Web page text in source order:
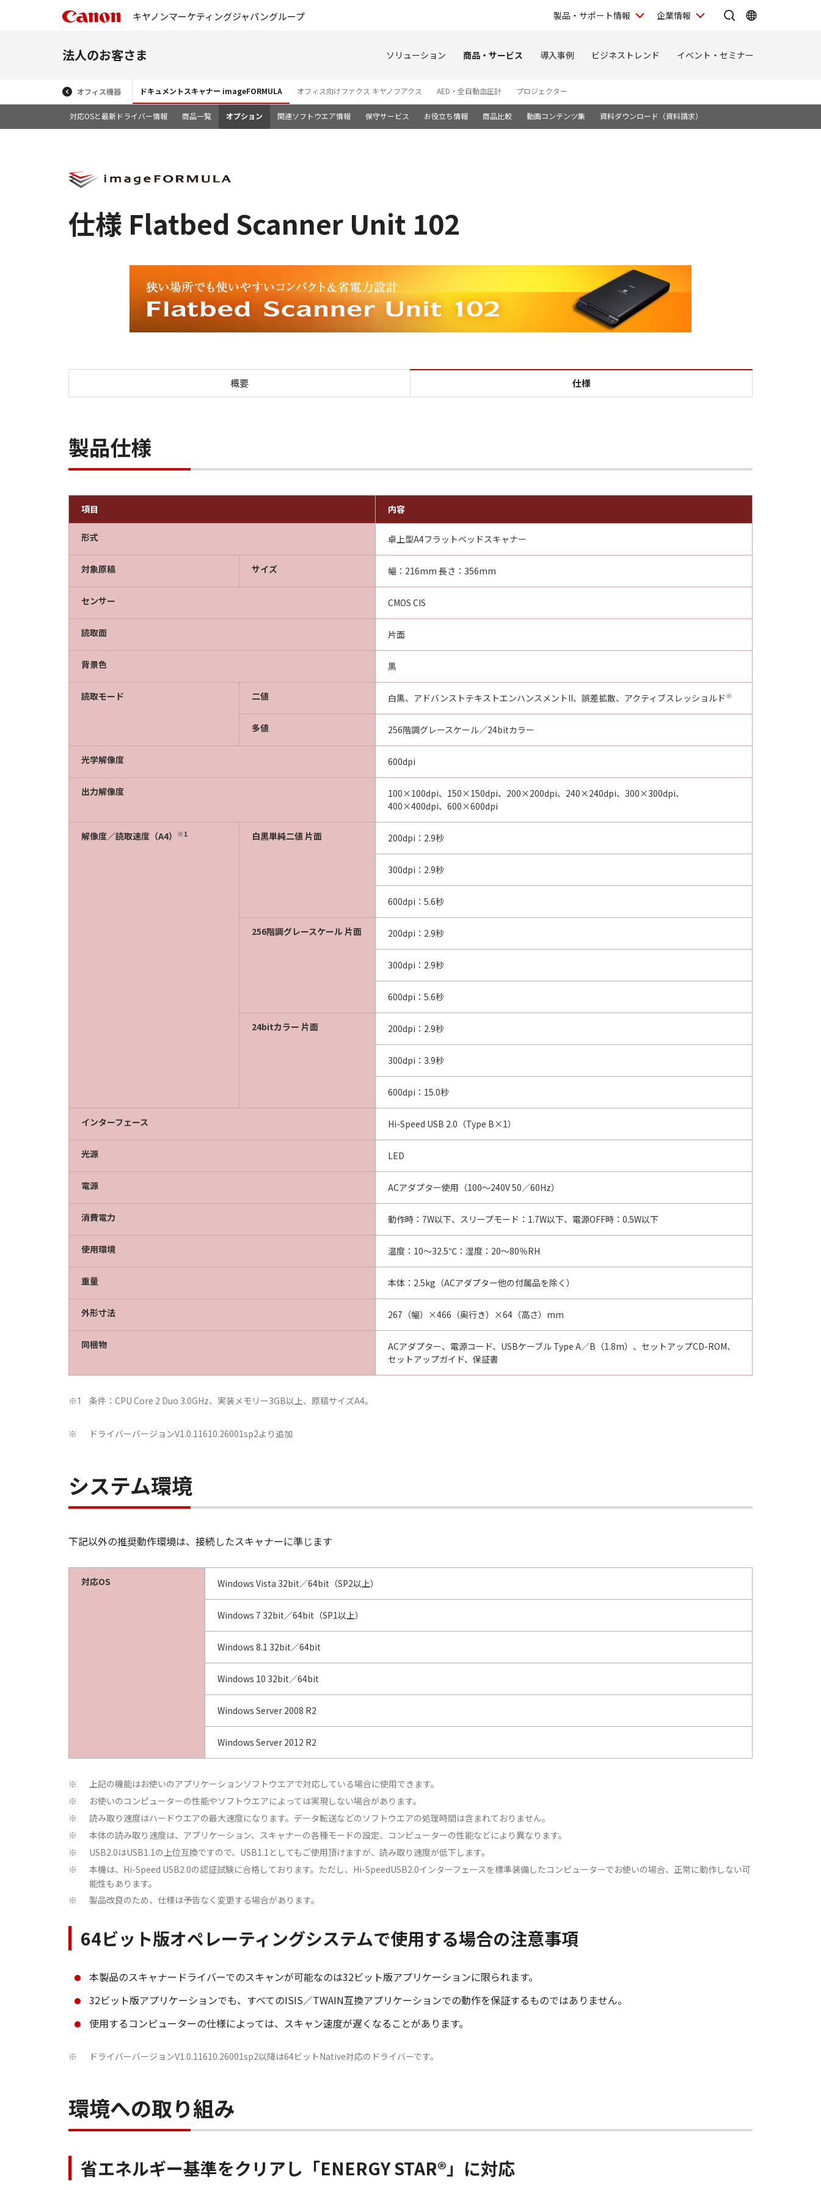
キヤノンマーケティングジャパングループ 製品・サポート情報 企業情報
法人のお客さま ソリューション 商品・サービス 導入事例 ビジネストレンド イベント・セミナー
オフィス機器 ドキュメントスキャナー imageFORMULA オフィス向けファクス キヤノフアクス AED・全自動血圧計 プロジェクター
対応OSと最新ドライバー情報 商品一覧 オプション 関連ソフトウエア情報 保守サービス お役立ち情報 商品比較 動画コンテンツ集 資料ダウンロード（資料請求）
仕様 Flatbed Scanner Unit 102
概要 仕様
製品仕様
項目 内容
形式 卓上型A4フラットベッドスキャナー
対象原稿 サイズ 幅：216mm 長さ：356mm
センサー CMOS CIS
読取面 片面
背景色 黒
読取モード 二値 白黒、アドバンストテキストエンハンスメントII、誤差拡散、アクティブスレッショルド ※
多値 256階調グレースケール／24bitカラー
光学解像度 600dpi
出力解像度
100×100dpi、150×150dpi、200×200dpi、240×240dpi、300×300dpi、
400×400dpi、600×600dpi
解像度／読取速度（A4） ※1 白黒単純二値 片面 200dpi：2.9秒
300dpi：2.9秒
600dpi：5.6秒
256階調グレースケール 片面 200dpi：2.9秒
300dpi：2.9秒
600dpi：5.6秒
24bitカラー 片面 200dpi：2.9秒
300dpi：3.9秒
600dpi：15.0秒
インターフェース Hi-Speed USB 2.0（Type B×1）
光源 LED
電源 ACアダプター使用（100～240V 50／60Hz）
消費電力 動作時：7W以下、スリープモード：1.7W以下、電源OFF時：0.5W以下
使用環境 温度：10～32.5℃：湿度：20～80％RH
重量 本体：2.5kg（ACアダプター他の付属品を除く）
外形寸法 267（幅）×466（奥行き）×64（高さ）mm
同梱物
ACアダプター、電源コード、USBケーブル Type A／B（1.8m）、セットアップCD-ROM、
セットアップガイド、保証書
※1 条件：CPU Core 2 Duo 3.0GHz、実装メモリー3GB以上、原稿サイズA4。
※ ドライバーバージョンV1.0.11610.26001sp2より追加
システム環境
下記以外の推奨動作環境は、接続したスキャナーに準じます
対応OS Windows Vista 32bit／64bit（SP2以上）
Windows 7 32bit／64bit（SP1以上）
Windows 8.1 32bit／64bit
Windows 10 32bit／64bit
Windows Server 2008 R2
Windows Server 2012 R2
※ 上記の機能はお使いのアプリケーションソフトウエアで対応している場合に使用できます。
※ お使いのコンピューターの性能やソフトウエアによっては実現しない場合があります。
※ 読み取り速度はハードウエアの最大速度になります。データ転送などのソフトウエアの処理時間は含まれておりません。
※ 本体の読み取り速度は、アプリケーション、スキャナーの各種モードの設定、コンピューターの性能などにより異なります。
※ USB2.0はUSB1.1の上位互換ですので、USB1.1としてもご使用頂けますが、読み取り速度が低下します。
※
本機は、Hi-Speed USB2.0の認証試験に合格しております。ただし、Hi-SpeedUSB2.0インターフェースを標準装備したコンピューターでお使いの場合、正常に動作しない可
能性もあります。
※ 製品改良のため、仕様は予告なく変更する場合があります。
64ビット版オペレーティングシステムで使用する場合の注意事項
本製品のスキャナードライバーでのスキャンが可能なのは32ビット版アプリケーションに限られます。
32ビット版アプリケーションでも、すべてのISIS／TWAIN互換アプリケーションでの動作を保証するものではありません。
使用するコンピューターの仕様によっては、スキャン速度が遅くなることがあります。
※ ドライバーバージョンV1.0.11610.26001sp2以降は64ビットNative対応のドライバーです。
環境への取り組み
省エネルギー基準をクリアし「ENERGY STAR®」に対応